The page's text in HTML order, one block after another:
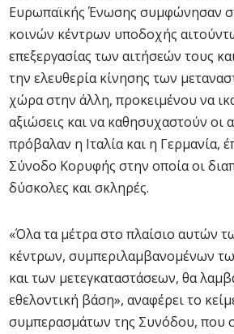
Ευρωπαϊκής Ένωσης συμφώνησαν
κοινών κέντρων υποδοχής
επεξεργασίας των αιτήσεών τους
την ελευθερία κίνησης των
χώρα στην άλλη, προκειμένου να
αξιώσεις και να καθησυχαστούν οι
πρόβαλαν η Ιταλία και η Γερμανία,
Σύνοδο Κορυφής στην οποία οι
δύσκολες και σκληρές.
«Όλα τα μέτρα στο πλαίσιο αυτών
κέντρων, συμπεριλαμβανομένων
και των μετεγκαταστάσεων, θα
εθελοντική βάση», αναφέρει το
συμπερασμάτων της Συνόδου, που